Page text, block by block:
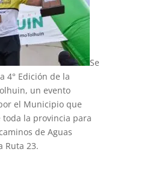
Se
4° Edición de la
un evento
el Municipio que
la provincia para
de Aguas
Ruta 23.